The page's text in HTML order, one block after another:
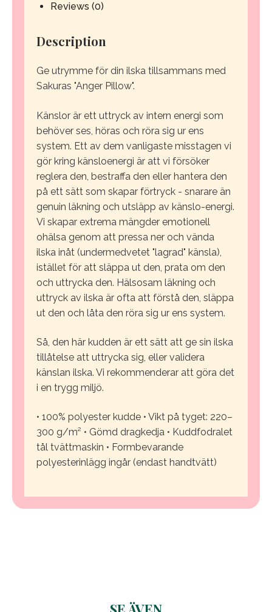
Reviews (0)
Description
Ge utrymme för din ilska tillsammans med
Sakuras "Anger Pillow".
Känslor är ett uttryck av intern energi som
behöver ses, höras och röra sig ur ens
system. Ett av dem vanligaste misstagen vi
gör kring känsloenergi är att vi försöker
reglera den, bestraffa den eller hantera den
på ett sätt som skapar förtryck - snarare än
genuin läkning och utsläpp av känslo-energi.
Vi skapar extrema mängder emotionell
ohälsa genom att pressa ner och vända
ilska inåt (undermedvetet "lagrad" känsla),
istället för att släppa ut den, prata om den
och uttrycka den. Hälsosam läkning och
uttryck av ilska är ofta att förstå den, släppa
ut den och låta den röra sig ur ens system.
Så, den här kudden är ett sätt att ge sin ilska
tillåtelse att uttrycka sig, eller validera
känslan ilska. Vi rekommenderar att göra det
i en trygg miljö.
• 100% polyester kudde • Vikt på tyget: 220–
300 g/m² • Gömd dragkedja • Kuddfodralet
tål tvättmaskin • Formbevarande
polyesterinlägg ingår (endast handtvätt)